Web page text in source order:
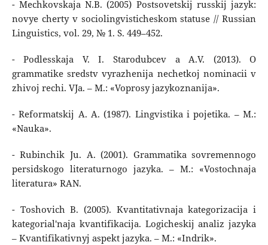
- Mechkovskaja N.B. (2005) Postsovetskij russkij jazyk:
novye cherty v sociolingvisticheskom statuse // Russian
Linguistics, vol. 29, № 1. S. 449–452.
- Podlesskaja V. I. Starodubcev a A.V. (2013). O
grammatike sredstv vyrazhenija nechetkoj nominacii v
zhivoj rechi. VJa. – M.: «Voprosy jazykoznanija».
- Reformatskij A. A. (1987). Lingvistika i pojetika. – M.:
«Nauka».
- Rubinchik Ju. A. (2001). Grammatika sovremennogo
persidskogo literaturnogo jazyka. – M.: «Vostochnaja
literatura» RAN.
- Toshovich B. (2005). Kvantitativnaja kategorizacija i
kategorial'naja kvantifikacija. Logicheskij analiz jazyka
– Kvantifikativnyj aspekt jazyka. – M.: «Indrik».